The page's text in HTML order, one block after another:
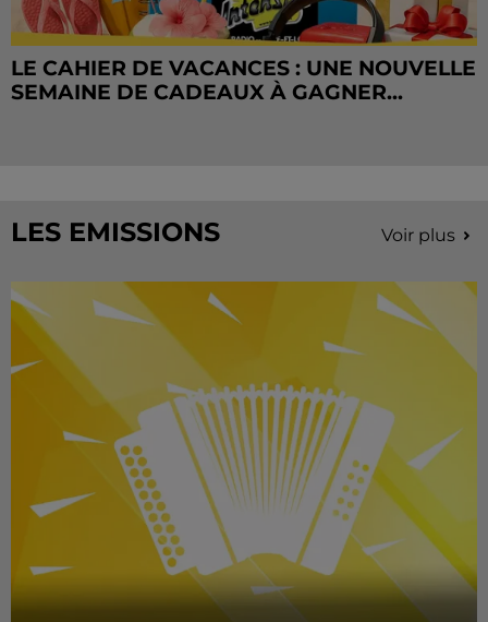
LE CAHIER DE VACANCES : UNE NOUVELLE
SEMAINE DE CADEAUX À GAGNER...
LES EMISSIONS Voir plus